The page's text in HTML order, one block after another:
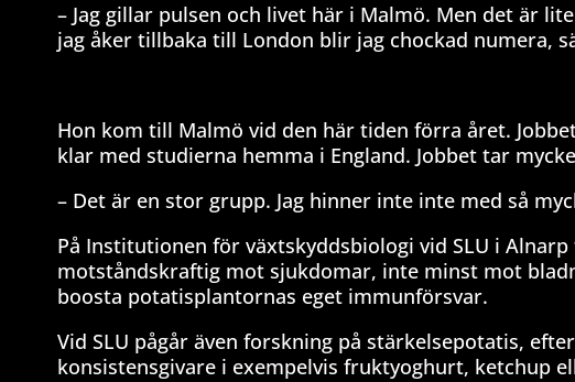
– Jag gillar pulsen och livet här i Malmö. Men det är
jag åker tillbaka till London blir jag chockad numera,
Hon kom till Malmö vid den här tiden förra året.
klar med studierna hemma i England. Jobbet tar
– Det är en stor grupp. Jag hinner inte inte med så
På Institutionen för växtskyddsbiologi vid SLU i
motståndskraftig mot sjukdomar, inte minst mot
boosta potatisplantornas eget immunförsvar.
Vid SLU pågår även forskning på stärkelsepotatis,
konsistensgivare i exempelvis fruktyoghurt, ketchup